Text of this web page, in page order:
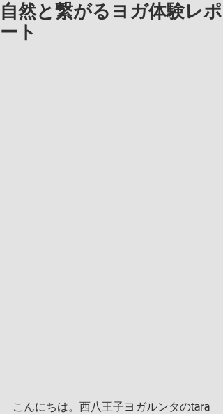
自然と繋がるヨガ体験レポ
ート
こんにちは。西八王子ヨガルンタのtara